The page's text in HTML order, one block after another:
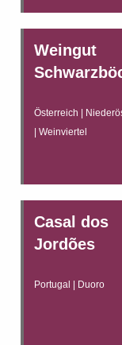
Weingut
Österreich |
| Weinviertel
Casal dos
Jordões
Portugal | Duoro